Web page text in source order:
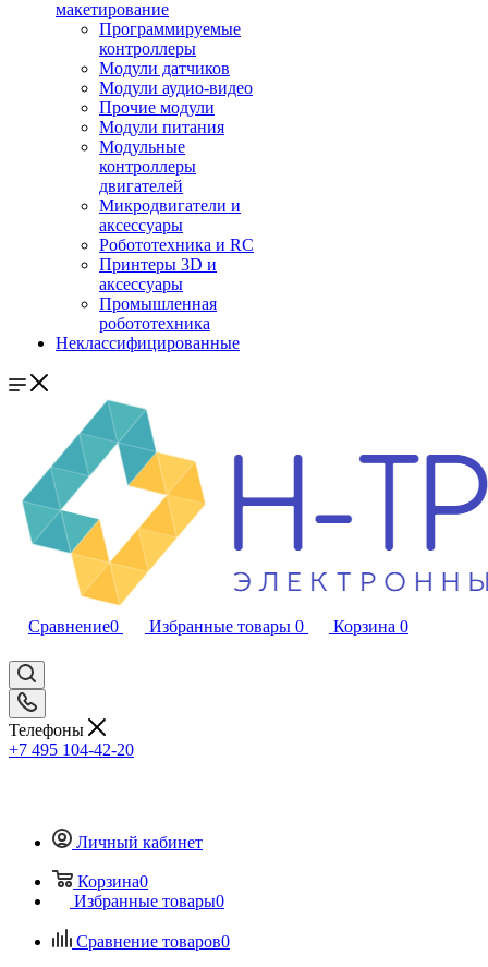
макетирование
Программируемые
контроллеры
Модули датчиков
Модули аудио-видео
Прочие модули
Модули питания
Модульные
контроллеры
двигателей
Микродвигатели и
аксессуары
Робототехника и RC
Принтеры 3D и
аксессуары
Промышленная
робототехника
Неклассифицированные
Сравнение0 Избранные товары 0 Корзина 0
Телефоны
+7 495 104-42-20
Личный кабинет
Корзина0
Избранные товары0
Сравнение товаров0